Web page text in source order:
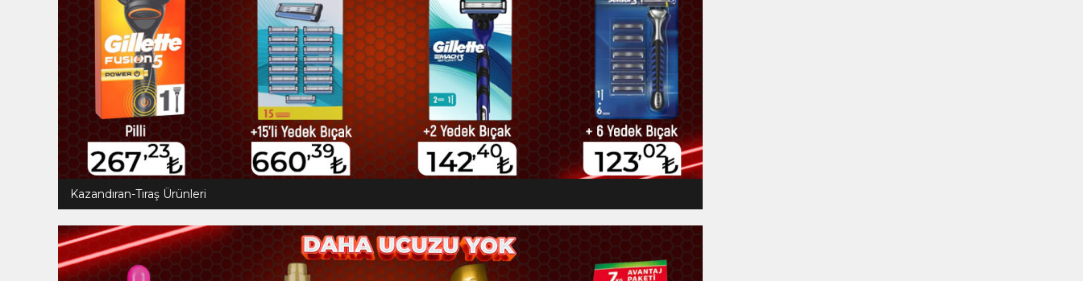
Kazandıran-Tıraş Ürünleri